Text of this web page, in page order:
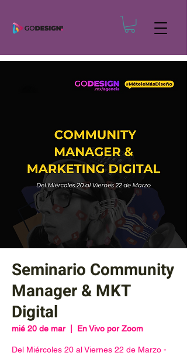
Seminario Community
Manager & MKT
Digital
mié 20 de mar
  |
En Vivo por Zoom
Del Miércoles 20 al Viernes 22 de Marzo -